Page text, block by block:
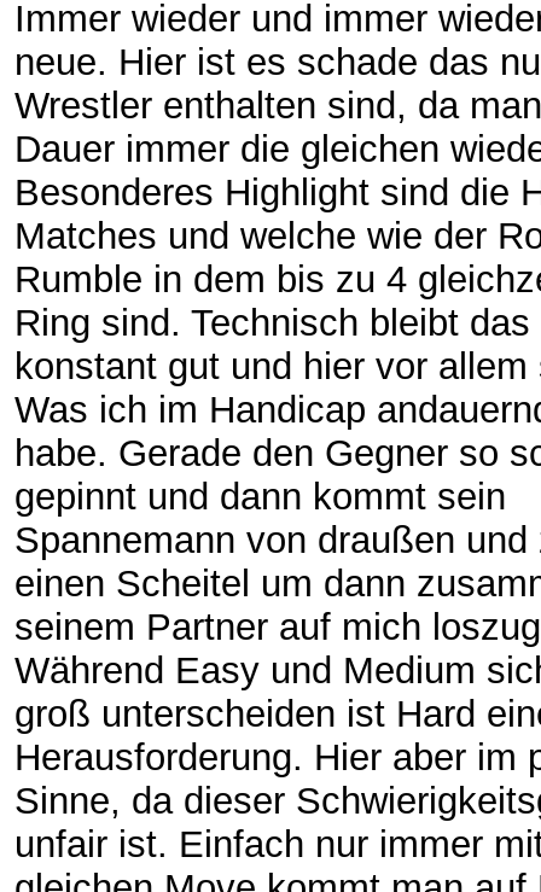
Immer wieder und immer
neue. Hier ist es schade das
Wrestler enthalten sind, da
Dauer immer die gleichen
Besonderes Highlight sind die
Matches und welche wie der
Rumble in dem bis zu 4
Ring sind. Technisch bleibt das
konstant gut und hier vor allem
Was ich im Handicap
habe. Gerade den Gegner so
gepinnt und dann kommt sein
Spannemann von draußen und
einen Scheitel um dann
seinem Partner auf mich
Während Easy und Medium
groß unterscheiden ist Hard
Herausforderung. Hier aber im
Sinne, da dieser
unfair ist. Einfach nur immer